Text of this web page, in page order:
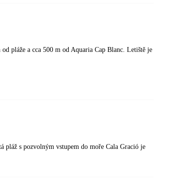
pláže a cca 500 m od Aquaria Cap Blanc. Letiště je
pláž s pozvolným vstupem do moře Cala Gració je